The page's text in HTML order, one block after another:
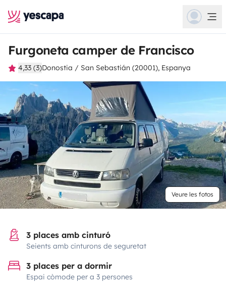
Furgoneta camper de Francisco
4,33 (3)Donostia / San Sebastián (20001), Espanya
Veure les fotos
3 places amb cinturó
Seients amb cinturons de seguretat
3 places per a dormir
Espai còmode per a 3 persones